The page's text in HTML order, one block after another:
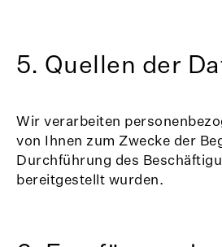
5. Quellen der
Wir verarbeiten
von Ihnen zum Zwecke der
Durchführung des
bereitgestellt wurden.